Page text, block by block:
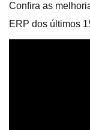
Confira as
ERP dos últimos